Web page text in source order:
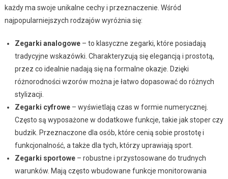
każdy ma swoje unikalne cechy i przeznaczenie. Wśród
najpopularniejszych rodzajów wyróżnia się:
Zegarki analogowe– to klasyczne zegarki, które posiadają
tradycyjne wskazówki. Charakteryzują się elegancją i prostotą,
przez co idealnie nadają się na formalne okazje. Dzięki
różnorodności wzorów można je łatwo dopasować do różnych
stylizacji.
Zegarki cyfrowe– wyświetlają czas w formie numerycznej.
Często są wyposażone w dodatkowe funkcje, takie jak stoper czy
budzik. Przeznaczone dla osób, które cenią sobie prostotę i
funkcjonalność, a także dla tych, którzy uprawiają sport.
Zegarki sportowe– robustne i przystosowane do trudnych
warunków. Mają często wbudowane funkcje monitorowania